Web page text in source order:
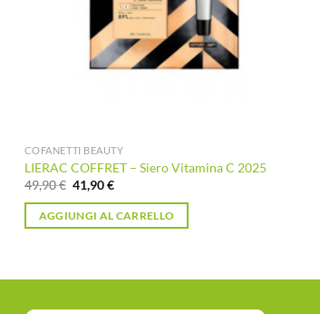
COFANETTI BEAUTY
LIERAC COFFRET – Siero Vitamina C 2025
49,90€ Il
originale
era:
41,90€Il
attuale
è:
AGGIUNGI AL CARRELLO